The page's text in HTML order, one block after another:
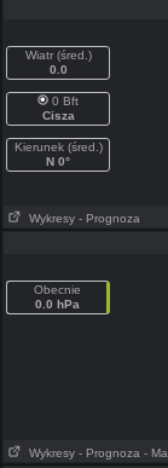
Wiatr (śred.)
0.0
0 Bft
Cisza
Kierunek (śred.)
N 0°
Wykresy - Prognoza
Obecnie
0.0 hPa
Wykresy - Prognoza -